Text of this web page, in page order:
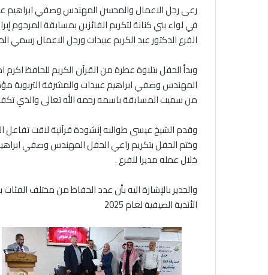
رعى رجل الاعمال والمحسن المهندس وصفي ابراهيم
في لواء بني كنانة لتكريم الفائزين بمسابقة المرحوم
الفرع الدكتور عبد الكريم عبيدات ورجل الاعمال
وبدأ الحفل بتلاوة عطرة من القرآن الكريم للحافظ
المهندس وصفي ابراهيم عبيدات والمشرفة التربوية
من سميت المسابقة باسمه رحمه الله تعالى والذي
وقدم الشيخ عيسى طوالبه إنشودة قرآنية لاقت تفاعل
وختم الحفل بتكريم راعي الحفل المهندس وصفي
خلال عمله مديرا للفرع .
الأندية الصيفية لعام 2025